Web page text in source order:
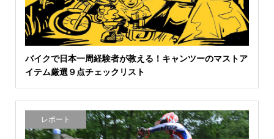
バイクで日本一周経験者が教える！キャンツーのマストア
イテム厳選９点チェックリスト
レポート